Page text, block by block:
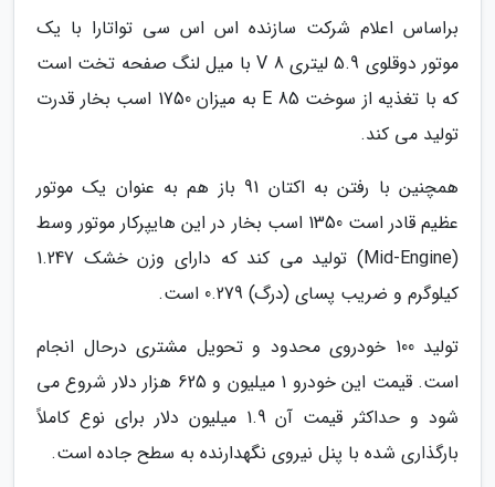
براساس اعلام شرکت سازنده اس اس سی تواتارا با یک
موتور دوقلوی 5.9 لیتری V 8 با میل لنگ صفحه تخت است
که با تغذیه از سوخت E 85 به میزان 1750 اسب بخار قدرت
تولید می کند.
همچنین با رفتن به اکتان 91 باز هم به عنوان یک موتور
عظیم قادر است 1350 اسب بخار در این هایپرکار موتور وسط
(Mid-Engine) تولید می کند که دارای وزن خشک 1.247
کیلوگرم و ضریب پسای (درگ) 0.279 است.
تولید 100 خودروی محدود و تحویل مشتری درحال انجام
است. قیمت این خودرو 1 میلیون و 625 هزار دلار شروع می
شود و حداکثر قیمت آن 1.9 میلیون دلار برای نوع کاملاً
بارگذاری شده با پنل نیروی نگهدارنده به سطح جاده است.